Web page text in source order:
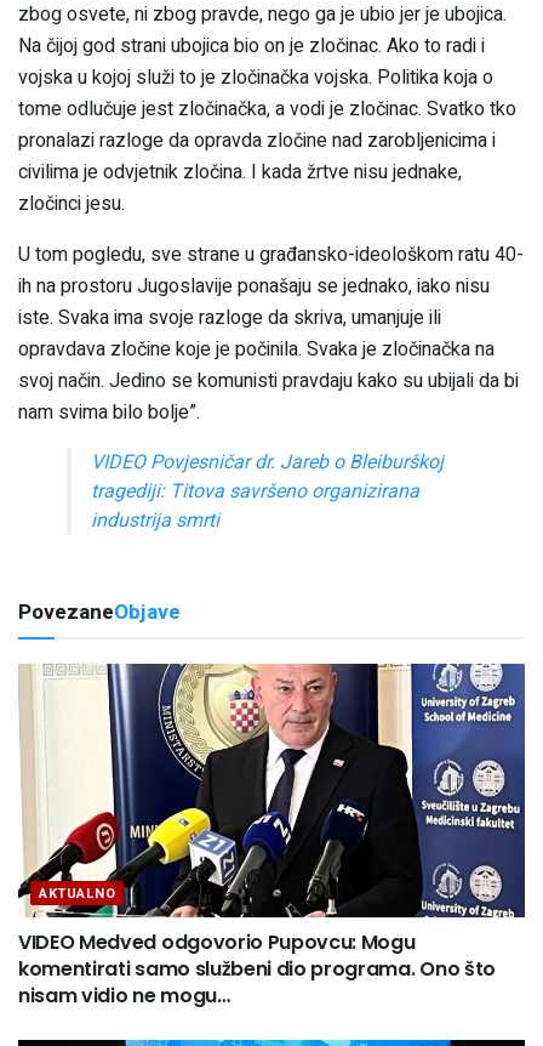
zbog osvete, ni zbog pravde, nego ga je ubio jer je ubojica.
Na čijoj god strani ubojica bio on je zločinac. Ako to radi i
vojska u kojoj služi to je zločinačka vojska. Politika koja o
tome odlučuje jest zločinačka, a vodi je zločinac. Svatko tko
pronalazi razloge da opravda zločine nad zarobljenicima i
civilima je odvjetnik zločina. I kada žrtve nisu jednake,
zločinci jesu.
U tom pogledu, sve strane u građansko-ideološkom ratu 40-
ih na prostoru Jugoslavije ponašaju se jednako, iako nisu
iste. Svaka ima svoje razloge da skriva, umanjuje ili
opravdava zločine koje je počinila. Svaka je zločinačka na
svoj način. Jedino se komunisti pravdaju kako su ubijali da bi
nam svima bilo bolje”.
VIDEO Povjesničar dr. Jareb o Bleiburškoj
tragediji: Titova savršeno organizirana
industrija smrti
PovezaneObjave
AKTUALNO
VIDEO Medved odgovorio Pupovcu: Mogu
komentirati samo službeni dio programa. Ono što
nisam vidio ne mogu…